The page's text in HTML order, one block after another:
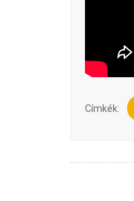
Címkék: